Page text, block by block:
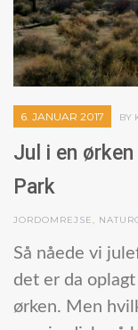
6. JANUAR 2017 BY
Jul i en
Park
JORDOMREJSE,
Så nåede vi
det er da
ørken. Men